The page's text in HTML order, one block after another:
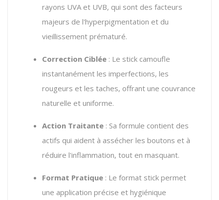
rayons UVA et UVB, qui sont des facteurs
majeurs de l'hyperpigmentation et du
vieillissement prématuré.
Correction Ciblée : Le stick camoufle
instantanément les imperfections, les
rougeurs et les taches, offrant une couvrance
naturelle et uniforme.
Action Traitante : Sa formule contient des
actifs qui aident à assécher les boutons et à
réduire l'inflammation, tout en masquant.
Format Pratique : Le format stick permet
une application précise et hygiénique